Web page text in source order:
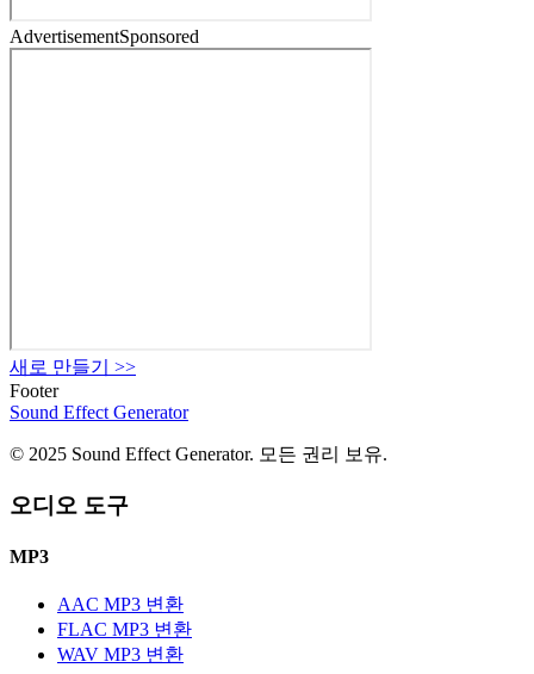
AdvertisementSponsored
새로 만들기
>>
Footer
Sound Effect Generator
© 2025 Sound Effect Generator. 모든 권리 보유.
오디오 도구
MP3
AAC MP3 변환
FLAC MP3 변환
WAV MP3 변환